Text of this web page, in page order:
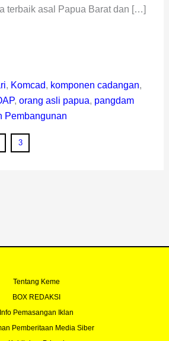
terbaik asal Papua Barat dan […]
, Komcad, komponen cadangan,
, orang asli papua, pangdam
Pembangunan
3
Tentang Keme
BOX REDAKSI
Info Pemasangan Iklan
Pemberitaan Media Siber